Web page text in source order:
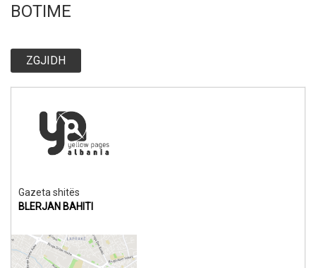
BOTIME
ZGJIDH
Gazeta shitës
BLERJAN BAHITI